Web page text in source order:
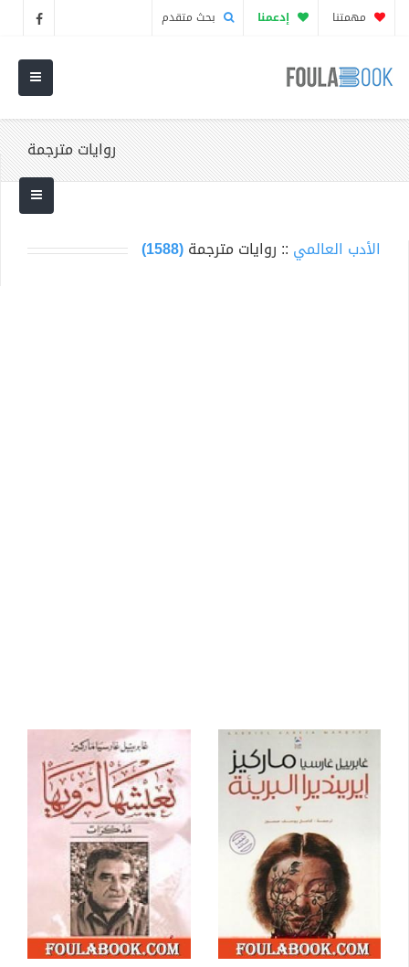
مهمتنا إدعمنا بحث متقدم
روايات مترجمة
الأدب العالمي :: روايات مترجمة(1588)